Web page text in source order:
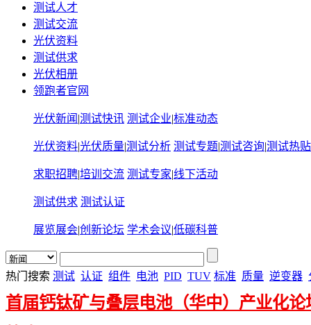
测试人才
测试交流
光伏资料
测试供求
光伏相册
领跑者官网
光伏新闻 |测试快讯 测试企业|标准动态
光伏资料|光伏质量|测试分析 测试专题|测试咨询|测试热贴
求职招聘|培训交流 测试专家|线下活动
测试供求 测试认证
展览展会|创新论坛 学术会议|低碳科普
热门搜索 测试 认证 组件 电池 PID TUV 标准 质量 逆变器
首届钙钛矿与叠层电池（华中）产业化论